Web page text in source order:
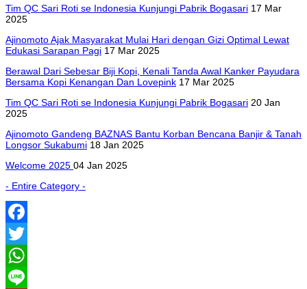
Tim QC Sari Roti se Indonesia Kunjungi Pabrik Bogasari 17 Mar
2025
Ajinomoto Ajak Masyarakat Mulai Hari dengan Gizi Optimal Lewat
Edukasi Sarapan Pagi 17 Mar 2025
Berawal Dari Sebesar Biji Kopi, Kenali Tanda Awal Kanker Payudara
Bersama Kopi Kenangan Dan Lovepink 17 Mar 2025
Tim QC Sari Roti se Indonesia Kunjungi Pabrik Bogasari 20 Jan
2025
Ajinomoto Gandeng BAZNAS Bantu Korban Bencana Banjir & Tanah
Longsor Sukabumi 18 Jan 2025
Welcome 2025 04 Jan 2025
- Entire Category -
Facebook
Twitter
WhatsApp